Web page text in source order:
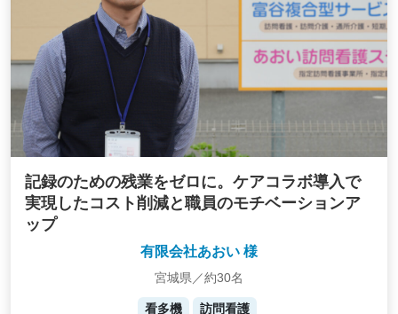
記録のための残業をゼロに。ケアコラボ導入で
実現したコスト削減と職員のモチベーションア
ップ
有限会社あおい 様
宮城県／約30名
看多機 訪問看護